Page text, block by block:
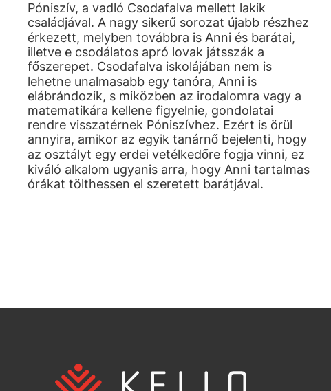
Póniszív, a vadló Csodafalva mellett lakik
családjával. A nagy sikerű sorozat újabb részhez
érkezett, melyben továbbra is Anni és barátai,
illetve e csodálatos apró lovak játsszák a
főszerepet. Csodafalva iskolájában nem is
lehetne unalmasabb egy tanóra, Anni is
elábrándozik, s miközben az irodalomra vagy a
matematikára kellene figyelnie, gondolatai
rendre visszatérnek Póniszívhez. Ezért is örül
annyira, amikor az egyik tanárnő bejelenti, hogy
az osztályt egy erdei vetélkedőre fogja vinni, ez
kiváló alkalom ugyanis arra, hogy Anni tartalmas
órákat tölthessen el szeretett barátjával.